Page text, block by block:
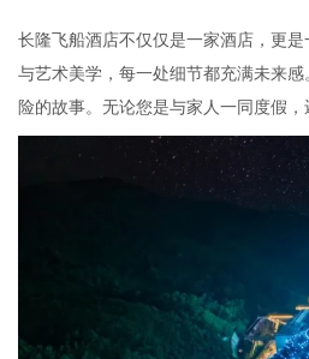
长隆飞船酒店不仅仅是一家酒店，更
与艺术美学，每一处细节都充满未来
险的故事。无论您是与家人一同度假